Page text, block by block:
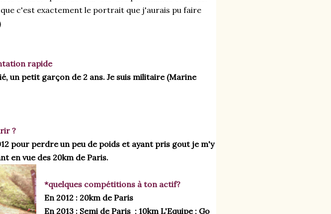
c'est exactement le portrait que j'aurais pu faire
rapide
un petit garçon de 2 ans. Je suis militaire (Marine
?
pour perdre un peu de poids et ayant pris gout je m'y
en vue des 20km de Paris.
*quelques compétitions à ton actif?
En 2012 : 20km de Paris
En 2013 : Semi de Paris  ; 10km L'Equipe ; Go